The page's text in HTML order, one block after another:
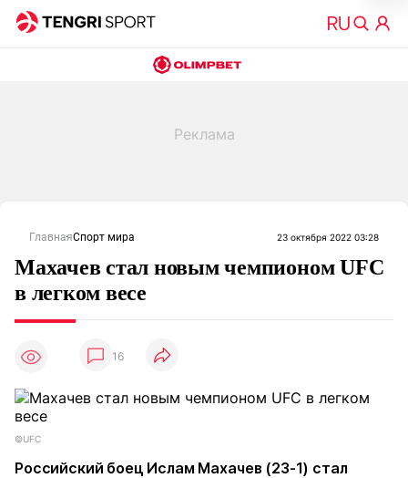
ГлавнаяСпорт мира 23 октября 2022 03:28
Махачев стал новым чемпионом UFC
в легком весе
16
©UFC
Российский боец Ислам Махачев (23-1) стал